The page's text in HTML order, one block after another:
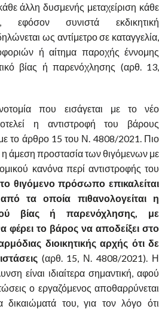
άλλη δυσμενής μεταχείριση κάθε
εφόσον συνιστά εκδικητική
ως αντίμετρο σε καταγγελία,
ή αίτημα παροχής έννομης
βίας ή παρενόχλησης (αρθ. 13,
που εισάγεται με το νέο
η αντιστροφή του βάρους
το άρθρο 15 του Ν. 4808/2021. Πιο
η άμεση προστασία των θιγόμενων με
κανόνα περί αντιστροφής του
θιγόμενο πρόσωπο επικαλείται
τα οποία πιθανολογείται η
βίας ή παρενόχλησης, με
φέρει το βάρος να αποδείξει στο
διοικητικής αρχής ότι δε
(αρθ. 15, Ν. 4808/2021). Η
είναι ιδιαίτερα σημαντική, αφού
ο εργαζόμενος αποθαρρύνεται
δικαιώματά του, για τον λόγο ότι